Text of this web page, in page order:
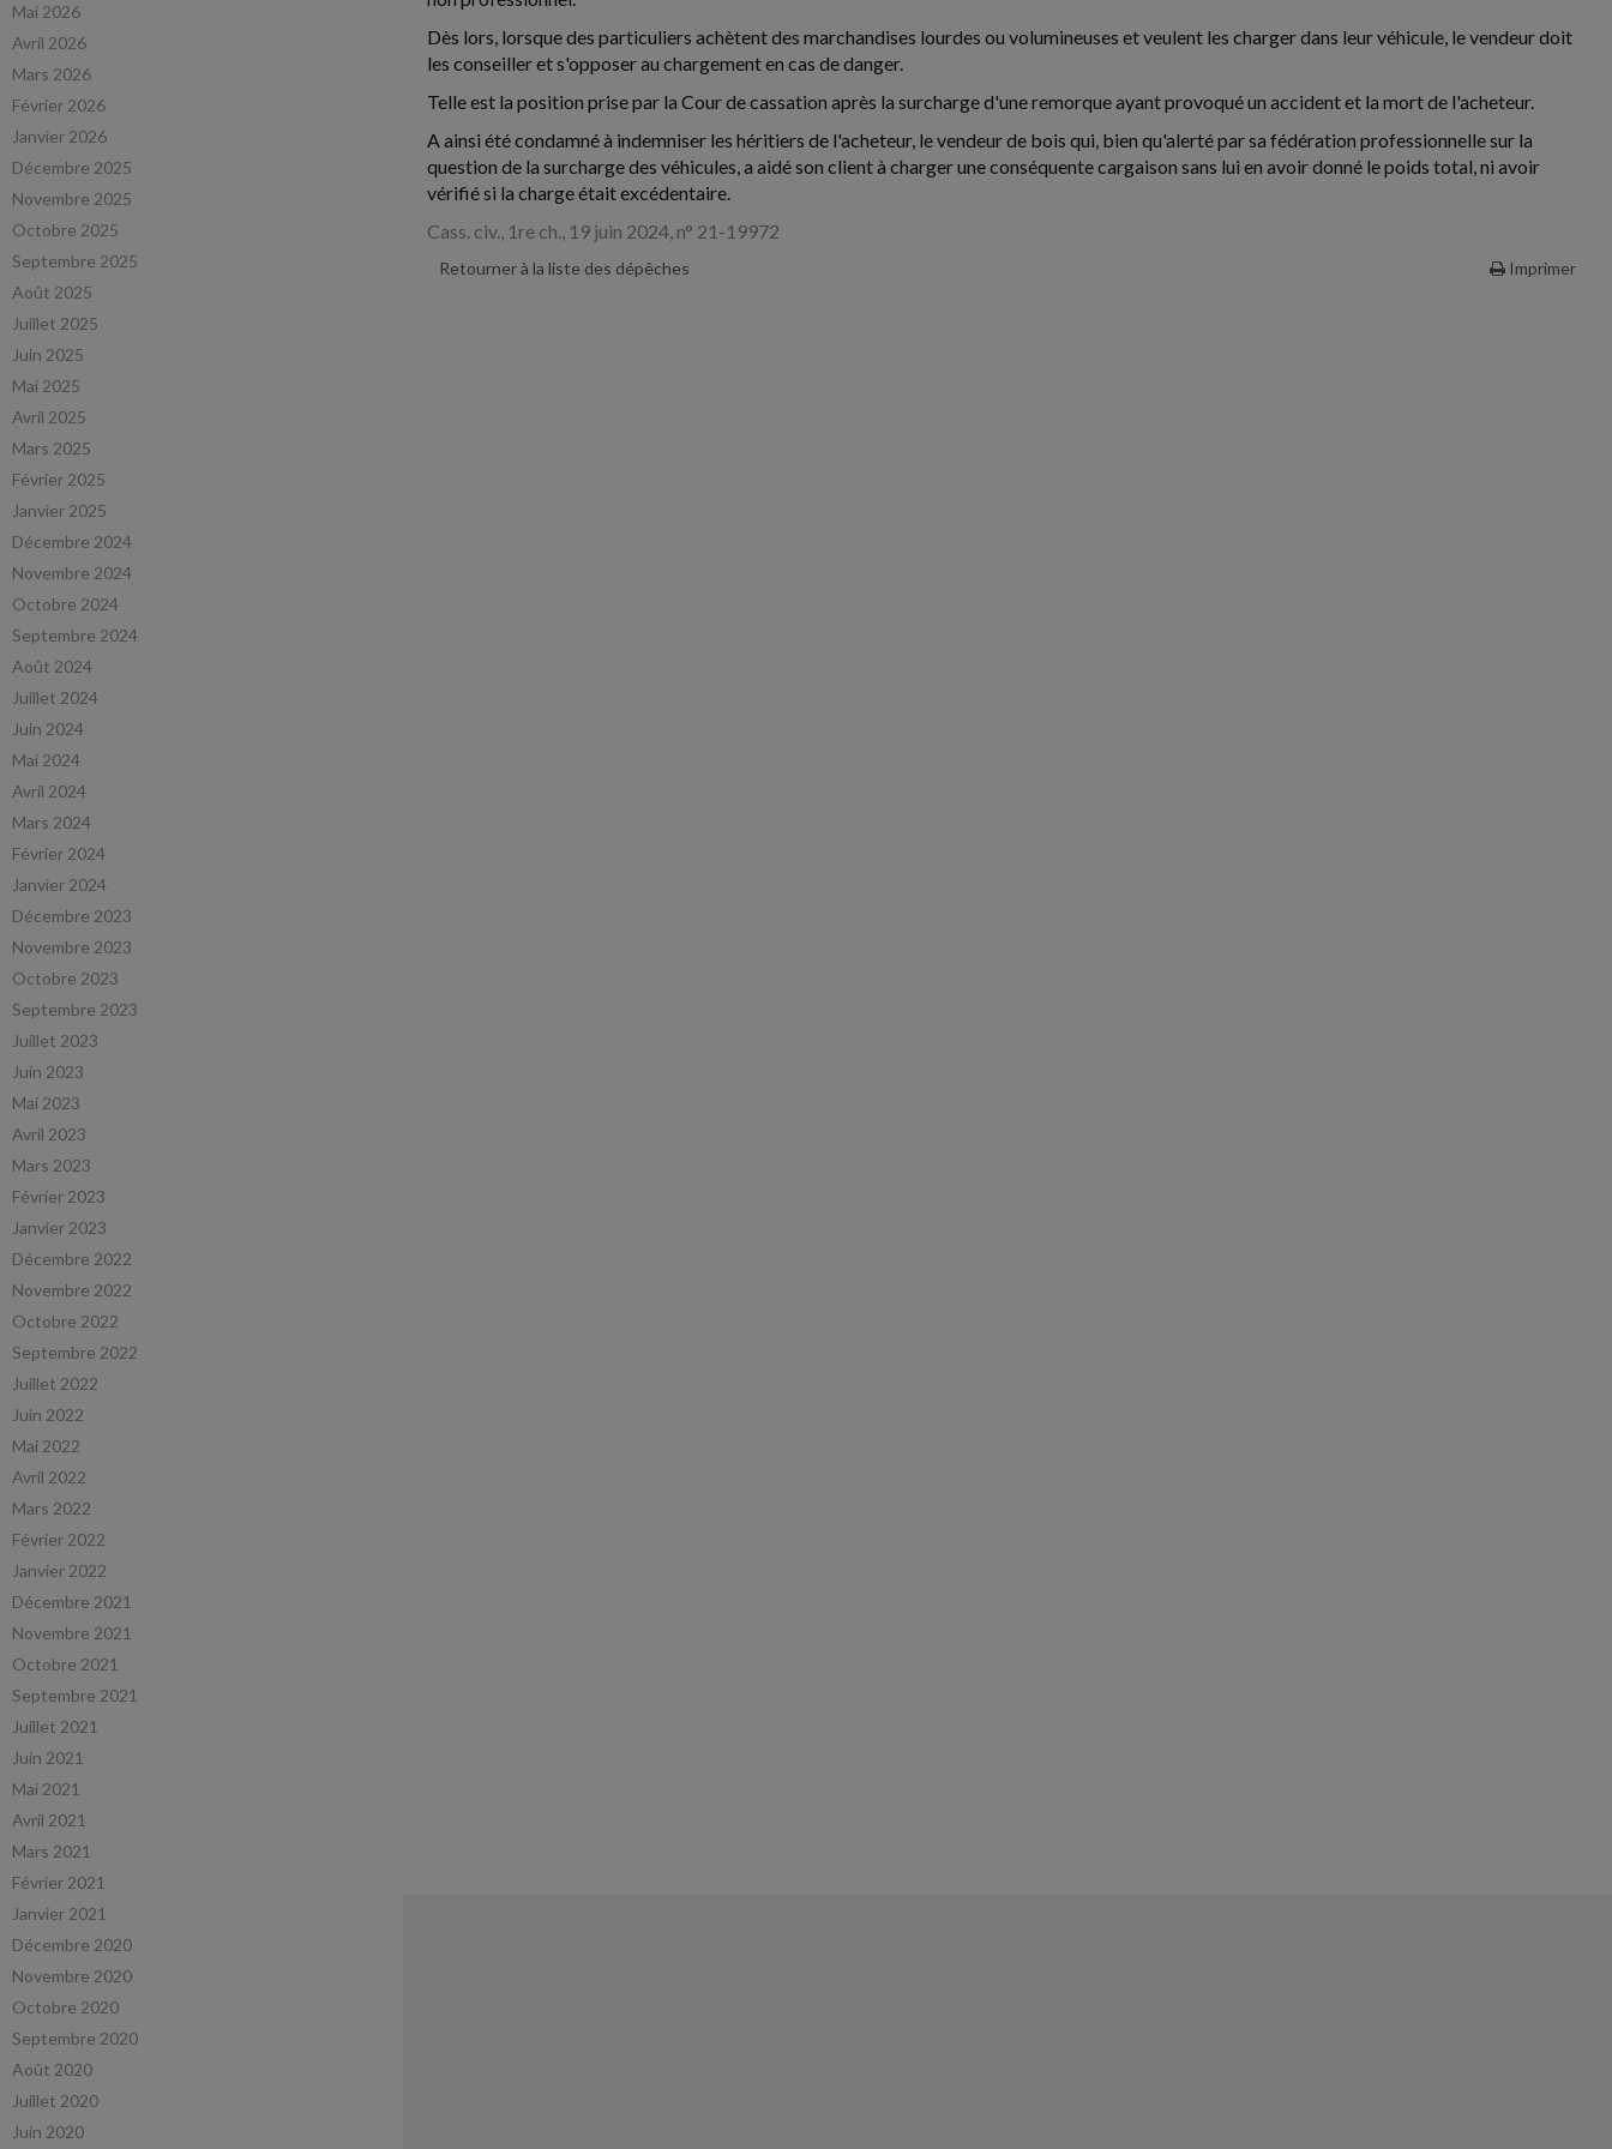
Mai 2026
Avril 2026
Mars 2026
Février 2026
Janvier 2026
Décembre 2025
Novembre 2025
Octobre 2025
Septembre 2025
Août 2025
Juillet 2025
Juin 2025
Mai 2025
Avril 2025
Mars 2025
Février 2025
Janvier 2025
Décembre 2024
Novembre 2024
Octobre 2024
Septembre 2024
Août 2024
Juillet 2024
Juin 2024
Mai 2024
Avril 2024
Mars 2024
Février 2024
Janvier 2024
Décembre 2023
Novembre 2023
Octobre 2023
Septembre 2023
Juillet 2023
Juin 2023
Mai 2023
Avril 2023
Mars 2023
Février 2023
Janvier 2023
Décembre 2022
Novembre 2022
Octobre 2022
Septembre 2022
Juillet 2022
Juin 2022
Mai 2022
Avril 2022
Mars 2022
Février 2022
Janvier 2022
Décembre 2021
Novembre 2021
Octobre 2021
Septembre 2021
Juillet 2021
Juin 2021
Mai 2021
Avril 2021
Mars 2021
Février 2021
Janvier 2021
Décembre 2020
Novembre 2020
Octobre 2020
Septembre 2020
Août 2020
Juillet 2020
Juin 2020
Dès lors, lorsque des particuliers achètent des marchandises lourdes ou volumineuses et veulent les charger dans leur véhicule, le vendeur doit
les conseiller et s'opposer au chargement en cas de danger.
Telle est la position prise par la Cour de cassation après la surcharge d'une remorque ayant provoqué un accident et la mort de l'acheteur.
A ainsi été condamné à indemniser les héritiers de l'acheteur, le vendeur de bois qui, bien qu'alerté par sa fédération professionnelle sur la
question de la surcharge des véhicules, a aidé son client à charger une conséquente cargaison sans lui en avoir donné le poids total, ni avoir
vérifié si la charge était excédentaire.
Cass. civ., 1re ch., 19 juin 2024, n° 21-19972
Retourner à la liste des dépêches Imprimer